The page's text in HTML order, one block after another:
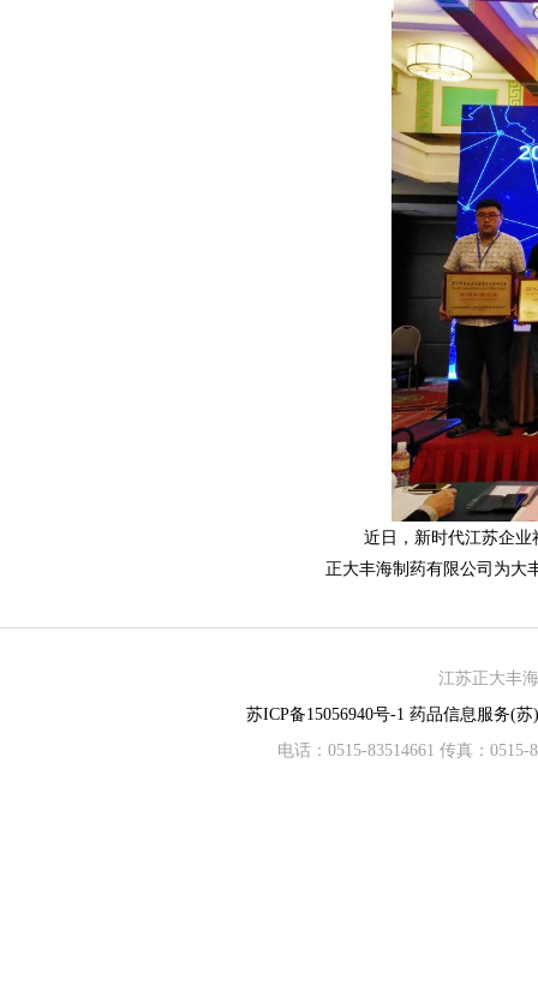
近日，新时代江苏企业社
正大丰海制药有限公司为大
江苏正大丰
苏ICP备15056940号-1 药品信息服务(苏
电话：0515-83514661 传真：